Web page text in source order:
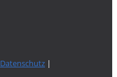
Datenschutz |